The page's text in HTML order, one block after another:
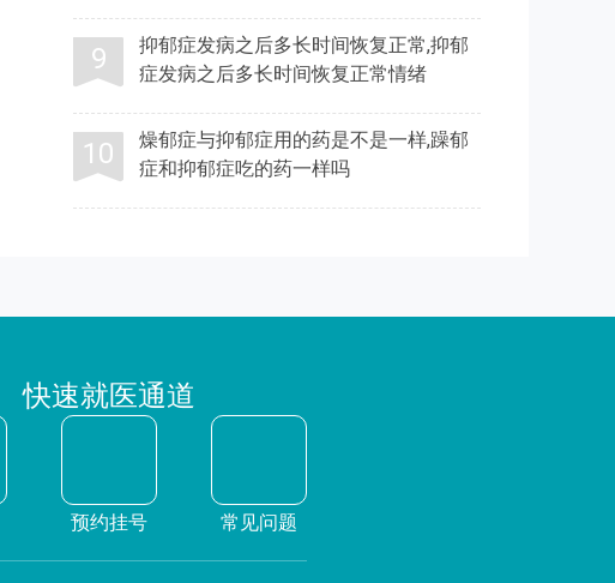
抑郁症发病之后多长时间恢复正常,抑郁
症发病之后多长时间恢复正常情绪
燥郁症与抑郁症用的药是不是一样,躁郁
症和抑郁症吃的药一样吗
快速就医通道
预约挂号 常见问题